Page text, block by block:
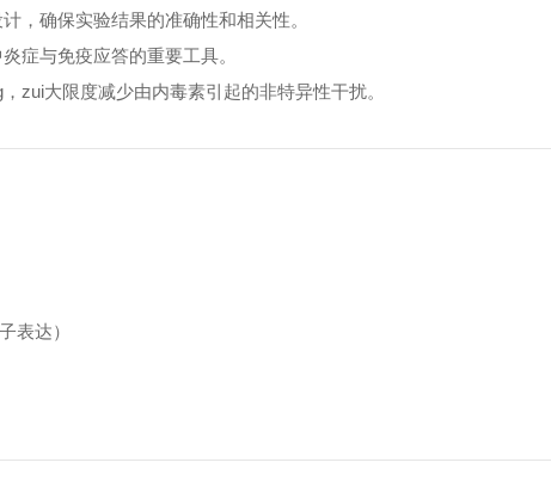
，确保实验结果的准确性和相关性。
症与免疫应答的重要工具。
zui大限度减少由内毒素引起的非特异性干扰。
表达）